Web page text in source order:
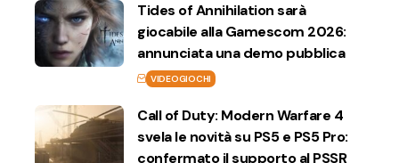
Tides of Annihilation sarà
giocabile alla Gamescom 2026:
annunciata una demo pubblica
VIDEOGIOCHI
Call of Duty: Modern Warfare 4
svela le novità su PS5 e PS5 Pro:
confermato il supporto al PSSR